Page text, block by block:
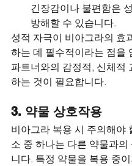
긴장감이나 불편함은
방해할 수 있습니다.
성적 자극이 비아그라의 효
하는 데 필수적이라는 점을
파트너와의 감정적, 신체적
하는 것이 필요합니다.
3. 약물 상호작용
비아그라 복용 시 주의해야
소 중 하나는 다른 약물과의
니다. 특정 약물을 복용 중